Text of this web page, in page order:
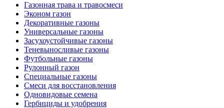
Газонная трава и травосмеси
Эконом газон
Декоративные газоны
Универсальные газоны
Засухоустойчивые газоны
Теневыносливые газоны
Футбольные газоны
Рулонный газон
Специальные газоны
Смеси для восстановления
Одновидовые семена
Гербициды и удобрения